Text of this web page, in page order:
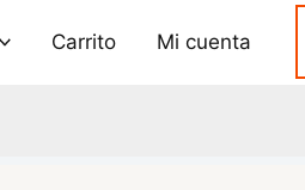
Carrito Mi cuenta